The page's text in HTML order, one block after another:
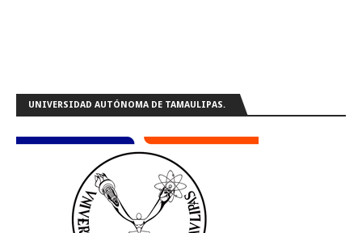
UNIVERSIDAD AUTÓNOMA DE TAMAULIPAS.